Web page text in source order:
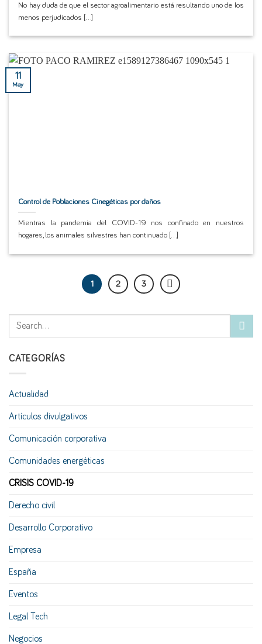
No hay duda de que el sector agroalimentario está resultando uno de los
menos perjudicados [...]
Control de Poblaciones Cinegéticas por daños
Mientras la pandemia del COVID-19 nos confinado en nuestros
hogares, los animales silvestres han continuado [...]
11
May
1 2 3
CATEGORÍAS
Actualidad
Artículos divulgativos
Comunicación corporativa
Comunidades energéticas
CRISIS COVID-19
Derecho civil
Desarrollo Corporativo
Empresa
España
Eventos
Legal Tech
Negocios